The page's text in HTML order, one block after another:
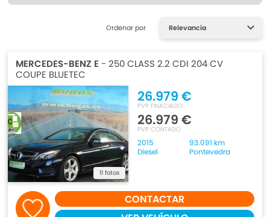
Encuentra lo que estás
Ordenar por
MERCEDES-BENZ E - 250 CLASS 2.2 CDI 204 CV
COUPE BLUETEC
11 fotos
26.979 €
PVP FINACIADO
26.979 €
PVP CONTADO
2015
93.091 km
Diesel
Pontevedra
CONTACTAR